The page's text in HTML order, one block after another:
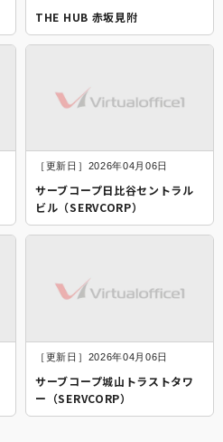
THE HUB 赤坂見附
［更新日］2026年04月06日
サーブコープ日比谷セントラル
ビル（SERVCORP）
［更新日］2026年04月06日
サーブコープ城山トラストタワ
ー（SERVCORP）